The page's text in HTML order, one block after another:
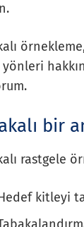
yönleri
bir
rastgele
kitleyi